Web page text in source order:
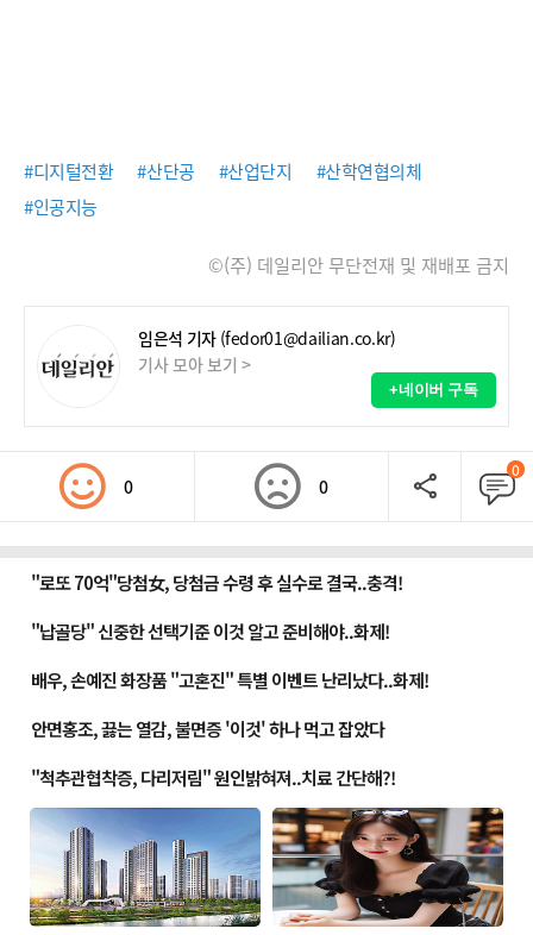
#디지털전환 #산단공 #산업단지
#산학연협의체
#인공지능
©(주) 데일리안 무단전재 및 재배포 금지
임은석 기자 (fedor01@dailian.co.kr)
기사 모아 보기 >
+네이버 구독
0 0
0